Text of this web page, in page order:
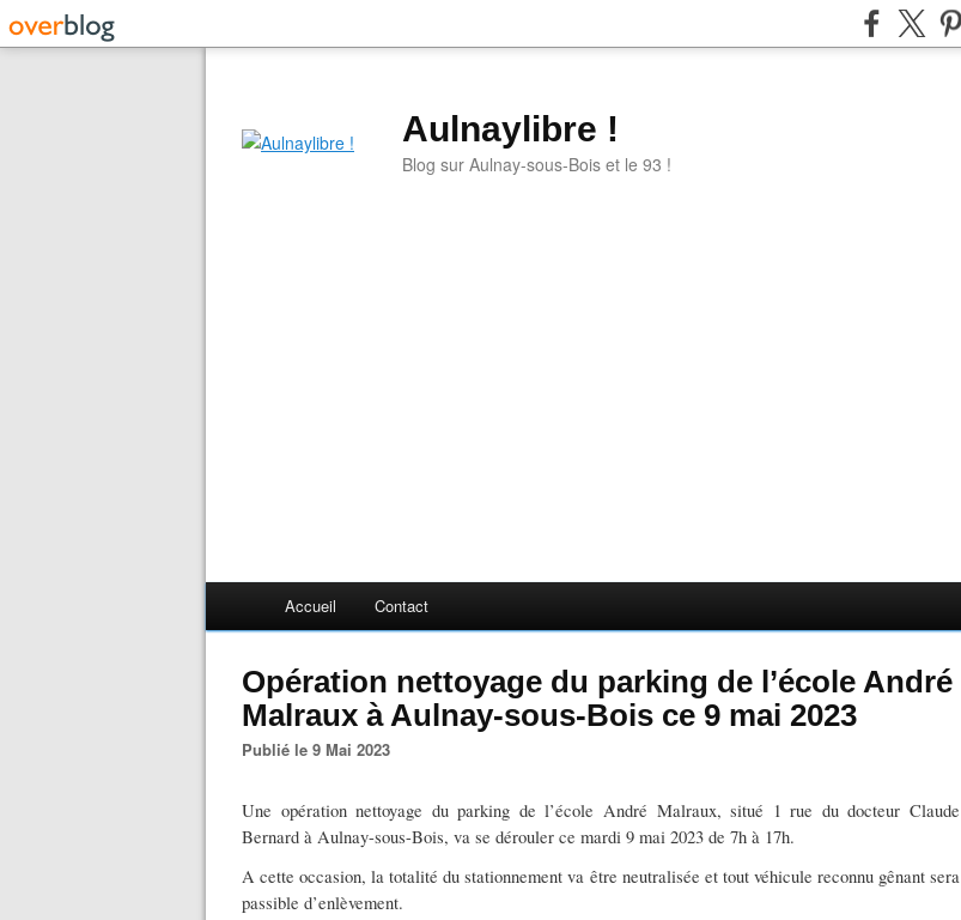
Aulnaylibre !
Blog sur Aulnay-sous-Bois et le 93 !
Accueil Contact
Opération nettoyage du parking de l’école André
Malraux à Aulnay-sous-Bois ce 9 mai 2023
Publié le 9 Mai 2023
Une opération nettoyage du parking de l’école André Malraux, situé 1 rue du docteur Claude
Bernard à Aulnay-sous-Bois, va se dérouler ce mardi 9 mai 2023 de 7h à 17h.
A cette occasion, la totalité du stationnement va être neutralisée et tout véhicule reconnu gênant sera
passible d’enlèvement.